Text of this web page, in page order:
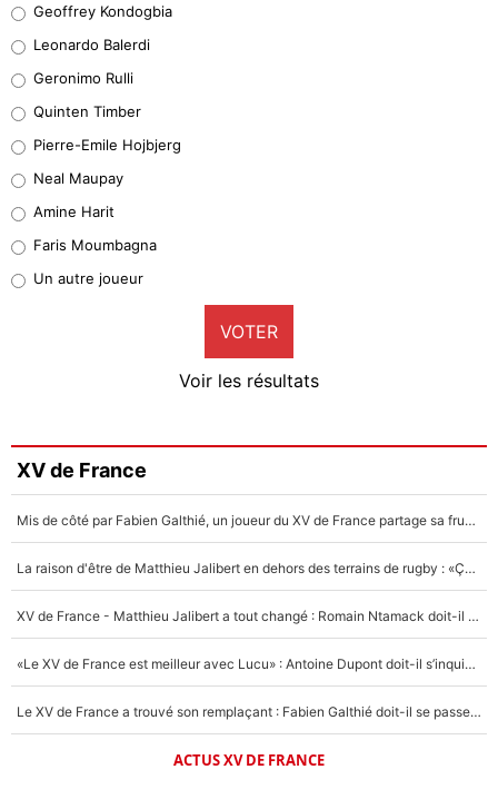
38%
32%
5%
1%
9%
Faris Moumbagna
5%
Un autre joueur
5%
Geoffrey Kondogbia
Leonardo Balerdi
Geronimo Rulli
Quinten Timber
Pierre-Emile Hojbjerg
Neal Maupay
Amine Harit
Faris Moumbagna
Un autre joueur
VOTER
Voir les résultats
XV de France
Mis de côté par Fabien Galthié, un joueur du XV de France partage sa frustration : «ils ne me l’ont pas dit tout de suite»
La raison d'être de Matthieu Jalibert en dehors des terrains de rugby : «Ça m'atteint autant que si tu touches à un membre de ma famille»
XV de France - Matthieu Jalibert a tout changé : Romain Ntamack doit-il s’inquiéter pour sa place à un an de la Coupe du monde ?
«Le XV de France est meilleur avec Lucu» : Antoine Dupont doit-il s’inquiéter pour sa place ?
Le XV de France a trouvé son remplaçant : Fabien Galthié doit-il se passer d'Antoine Dupont ?
ACTUS XV DE FRANCE